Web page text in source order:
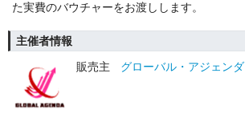
た実費のバウチャーをお渡しします。
主催者情報
販売主
グローバル・アジェンダ